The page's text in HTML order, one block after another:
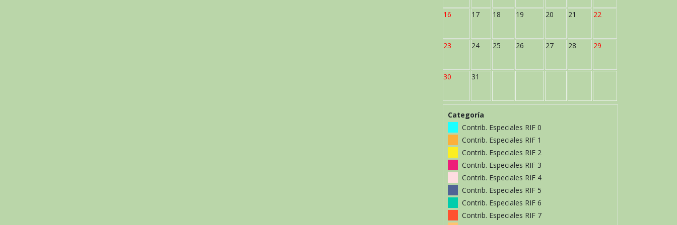
16 17 18 19 20 21 22
23 24 25 26 27 28 29
30 31
Categoría
Contrib. Especiales RIF 0
Contrib. Especiales RIF 1
Contrib. Especiales RIF 2
Contrib. Especiales RIF 3
Contrib. Especiales RIF 4
Contrib. Especiales RIF 5
Contrib. Especiales RIF 6
Contrib. Especiales RIF 7